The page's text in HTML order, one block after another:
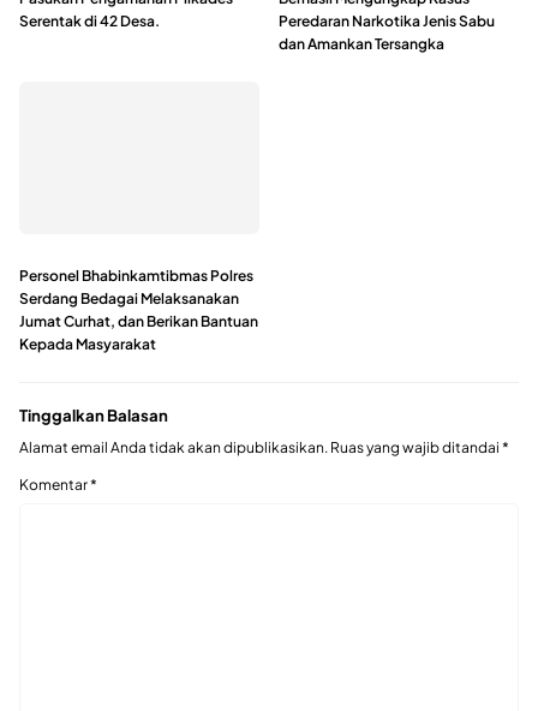
Serentak di 42 Desa.
Peredaran Narkotika Jenis Sabu
dan Amankan Tersangka
Personel Bhabinkamtibmas Polres
Serdang Bedagai Melaksanakan
Jumat Curhat, dan Berikan Bantuan
Kepada Masyarakat
Tinggalkan Balasan
Alamat email Anda tidak akan dipublikasikan. Ruas yang wajib ditandai *
Komentar*